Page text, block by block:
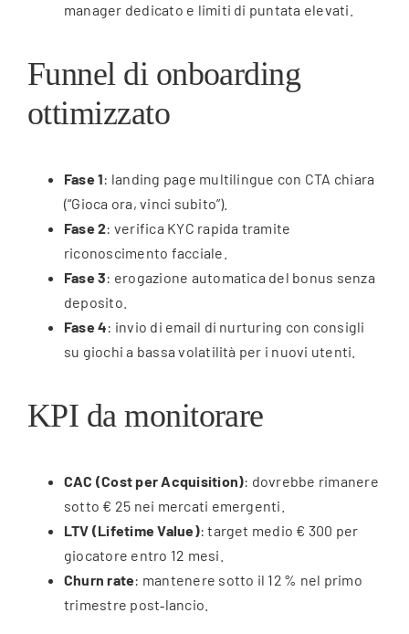
manager dedicato e limiti di puntata elevati.
Funnel di onboarding
ottimizzato
Fase 1: landing page multilingue con CTA chiara
(“Gioca ora, vinci subito”).
Fase 2: verifica KYC rapida tramite
riconoscimento facciale.
Fase 3: erogazione automatica del bonus senza
deposito.
Fase 4: invio di email di nurturing con consigli
su giochi a bassa volatilità per i nuovi utenti.
KPI da monitorare
CAC (Cost per Acquisition): dovrebbe rimanere
sotto € 25 nei mercati emergenti.
LTV (Lifetime Value): target medio € 300 per
giocatore entro 12 mesi.
Churn rate: mantenere sotto il 12 % nel primo
trimestre post‑lancio.